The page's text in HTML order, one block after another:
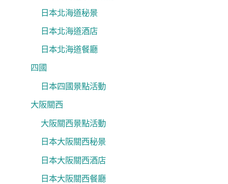
日本北海道秘景
日本北海道酒店
日本北海道餐廳
四國
日本四國景點活動
大阪關西
大阪關西景點活動
日本大阪關西秘景
日本大阪關西酒店
日本大阪關西餐廳